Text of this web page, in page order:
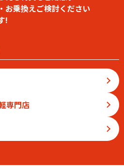
お乗換えご検討ください
!
専門店